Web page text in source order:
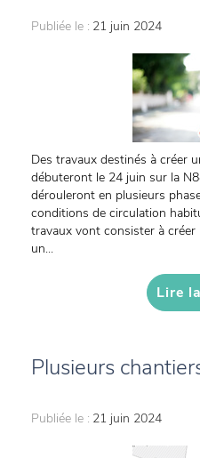
Publiée le : 21 juin 2024
Des travaux destinés à créer
débuteront le 24 juin sur la
dérouleront en plusieurs
conditions de circulation
travaux vont consister à
un...
Lire
Plusieurs
Publiée le : 21 juin 2024